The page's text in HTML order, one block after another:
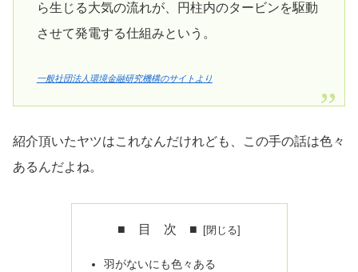
ら生じる大気の流れが、円柱内のタービンを駆動
させて発電する仕組みという。
一般社団法人環境金融研究機構のサイトより
紹介頂いたヤツはこれなんだけれども、この手の話は色々
あるんだよね。
■ 目 次 ■
羽がないにも色々ある